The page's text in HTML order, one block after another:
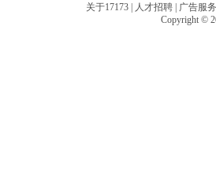
关于17173 | 人才招聘 | 广告服务
Copyright ©